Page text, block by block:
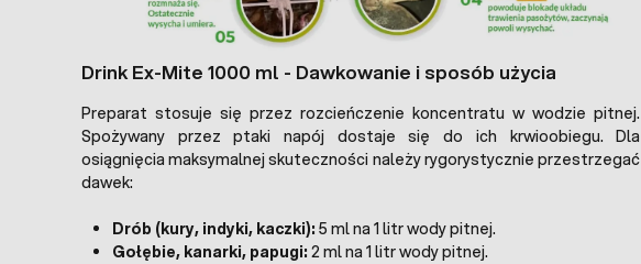
Drink Ex-Mite 1000 ml - Dawkowanie i sposób użycia
Preparat stosuje się przez rozcieńczenie koncentratu w wodzie pitnej.
Spożywany przez ptaki napój dostaje się do ich krwioobiegu. Dla
osiągnięcia maksymalnej skuteczności należy rygorystycznie przestrzegać
dawek:
Drób (kury, indyki, kaczki): 5 ml na 1 litr wody pitnej.
Gołębie, kanarki, papugi: 2 ml na 1 litr wody pitnej.